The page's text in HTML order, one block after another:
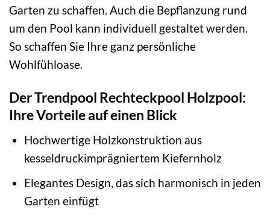
Garten zu schaffen. Auch die Bepflanzung rund
um den Pool kann individuell gestaltet werden.
So schaffen Sie Ihre ganz persönliche
Wohlfühloase.
Der Trendpool Rechteckpool Holzpool:
Ihre Vorteile auf einen Blick
Hochwertige Holzkonstruktion aus
kesseldruckimprägniertem Kiefernholz
Elegantes Design, das sich harmonisch in jeden
Garten einfügt